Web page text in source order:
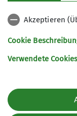
Sektion
Aktuelles
Sektion Biberach des
Akzeptieren
Cookie
Verwendete Cookies